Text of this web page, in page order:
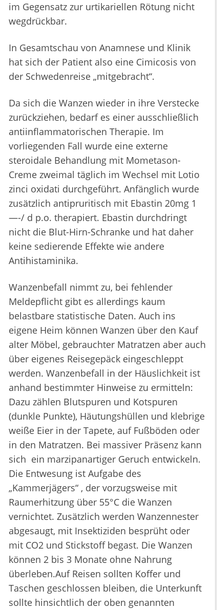
im Gegensatz zur urtikariellen Rötung nicht
wegdrückbar.
In Gesamtschau von Anamnese und Klinik
hat sich der Patient also eine Cimicosis von
der Schwedenreise „mitgebracht“.
Da sich die Wanzen wieder in ihre Verstecke
zurückziehen, bedarf es einer ausschließlich
antiinflammatorischen Therapie. Im
vorliegenden Fall wurde eine externe
steroidale Behandlung mit Mometason-
Creme zweimal täglich im Wechsel mit Lotio
zinci oxidati durchgeführt. Anfänglich wurde
zusätzlich antipruritisch mit Ebastin 20mg 1
—-/ d p.o. therapiert. Ebastin durchdringt
nicht die Blut-Hirn-Schranke und hat daher
keine sedierende Effekte wie andere
Antihistaminika.
Wanzenbefall nimmt zu, bei fehlender
Meldepflicht gibt es allerdings kaum
belastbare statistische Daten. Auch ins
eigene Heim können Wanzen über den Kauf
alter Möbel, gebrauchter Matratzen aber auch
über eigenes Reisegepäck eingeschleppt
werden. Wanzenbefall in der Häuslichkeit ist
anhand bestimmter Hinweise zu ermitteln:
Dazu zählen Blutspuren und Kotspuren
(dunkle Punkte), Häutungshüllen und klebrige
weiße Eier in der Tapete, auf Fußböden oder
in den Matratzen. Bei massiver Präsenz kann
sich ein marzipanartiger Geruch entwickeln.
Die Entwesung ist Aufgabe des
„Kammerjägers“ , der vorzugsweise mit
Raumerhitzung über 55°C die Wanzen
vernichtet. Zusätzlich werden Wanzennester
abgesaugt, mit Insektiziden besprüht oder
mit CO2 und Stickstoff begast. Die Wanzen
können 2 bis 3 Monate ohne Nahrung
überleben.Auf Reisen sollten Koffer und
Taschen geschlossen bleiben, die Unterkunft
sollte hinsichtlich der oben genannten